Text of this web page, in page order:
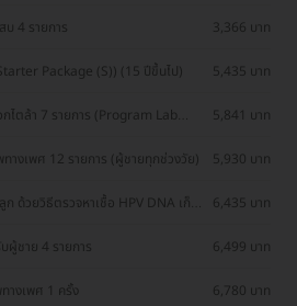
บ 4 รายการ 3,366 บาท
Package (S)) (15 ปีขึ้นไป) 5,435 บาท
ไตล้า 7 รายการ (Program Lab
5,841 บาท
างเพศ 12 รายการ (ผู้ชายทุกช่วงวัย) 5,930 บาท
ด้วยวิธีตรวจหาเชื้อ HPV DNA เก็บ
6,435 บาท
ผู้ชาย 4 รายการ 6,499 บาท
างเพศ 1 ครั้ง 6,780 บาท